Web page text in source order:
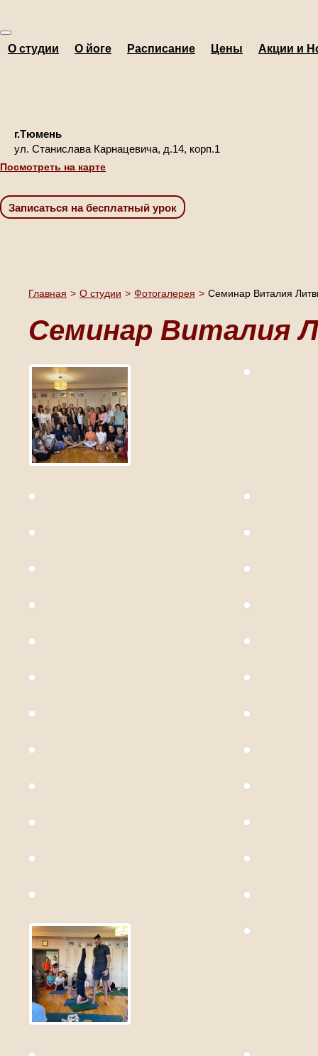
О студии О йоге Расписание Цены Акции и
г.Тюмень
ул. Станислава Карнацевича, д.14, корп.1
Посмотреть на карте
Главная > О студии > Фотогалерея > Семинар Виталия
Семинар Виталия